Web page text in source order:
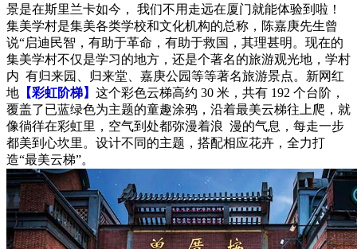
景是在斯里兰卡如今， 我们不用走远在厦门就能体验到啦！
集美学村是集美各类学校和文化机构的总称，陈嘉庚先生曾
说“启迪民智，有助于革命，有助于救国，其理甚明。现在的
集美学村不仅是学习的地方，还是个著名的旅游观光地，学村
内 有归来园、归来堂、嘉庚公园等等著名旅游景点。新网红
地 【彩虹阶梯】 这个彩色云梯高约 30 米，共有 192 个台阶，
覆盖了已蓝绿色为主题的童趣涂鸦，沿着最美云梯往上爬，就
像徜徉在彩虹里，空气到处都弥漫着浪 漫的气息，每走一步
都美到心坎里。设计不同的主题，搭配相应花卉，全力打
造“最美云梯”。